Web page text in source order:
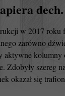
dech.
w 2017 roku
zarówno
aktywne kolumny
Zdobyły szereg
okazał się